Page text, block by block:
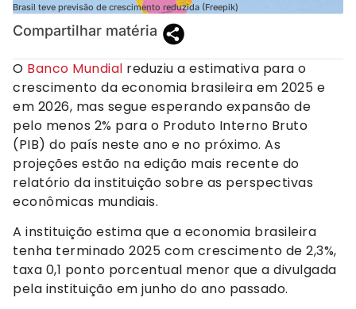
Brasil teve previsão de crescimento reduzida (Freepik)
Compartilhar matéria
O Banco Mundial reduziu a estimativa para o
crescimento da economia brasileira em 2025 e
em 2026, mas segue esperando expansão de
pelo menos 2% para o Produto Interno Bruto
(PIB) do país neste ano e no próximo. As
projeções estão na edição mais recente do
relatório da instituição sobre as perspectivas
econômicas mundiais.
A instituição estima que a economia brasileira
tenha terminado 2025 com crescimento de 2,3%,
taxa 0,1 ponto porcentual menor que a divulgada
pela instituição em junho do ano passado.